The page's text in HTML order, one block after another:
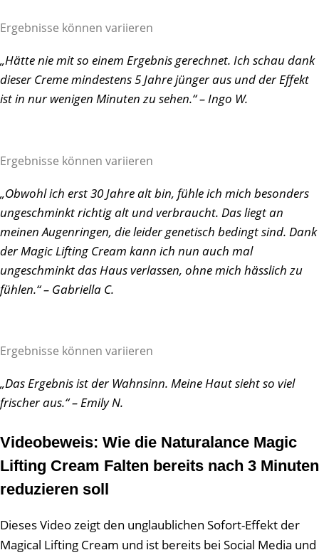
Ergebnisse können variieren
„Hätte nie mit so einem Ergebnis gerechnet. Ich schau dank
dieser Creme mindestens 5 Jahre jünger aus und der Effekt
ist in nur wenigen Minuten zu sehen.“ – Ingo W.
Ergebnisse können variieren
„Obwohl ich erst 30 Jahre alt bin, fühle ich mich besonders
ungeschminkt richtig alt und verbraucht. Das liegt an
meinen Augenringen, die leider genetisch bedingt sind. Dank
der Magic Lifting Cream kann ich nun auch mal
ungeschminkt das Haus verlassen, ohne mich hässlich zu
fühlen.“ – Gabriella C.
Ergebnisse können variieren
„Das Ergebnis ist der Wahnsinn. Meine Haut sieht so viel
frischer aus.“ – Emily N.
Videobeweis: Wie die Naturalance Magic
Lifting Cream Falten bereits nach 3 Minuten
reduzieren soll
Dieses Video zeigt den unglaublichen Sofort-Effekt der
Magical Lifting Cream und ist bereits bei Social Media und